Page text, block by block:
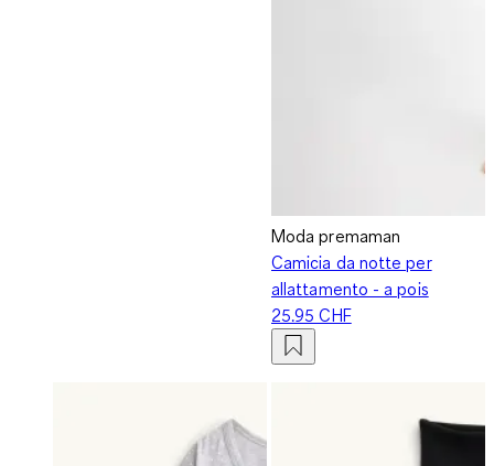
Moda premaman
Camicia da notte per
allattamento - a pois
25.95 CHF